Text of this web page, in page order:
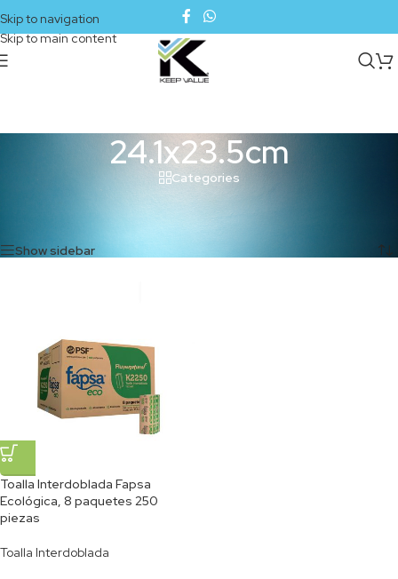
Skip to navigation
Skip to main content
24.1x23.5cm
Categories
Productos etiquetados “24.1x23.5cm”
Show sidebar
Toalla Interdoblada Fapsa
Ecológica, 8 paquetes 250
piezas
Toalla Interdoblada